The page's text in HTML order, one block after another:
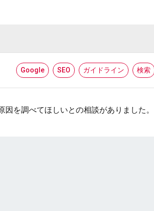
Google SEO ガイドライン 検索
を調べてほしいとの相談がありました。